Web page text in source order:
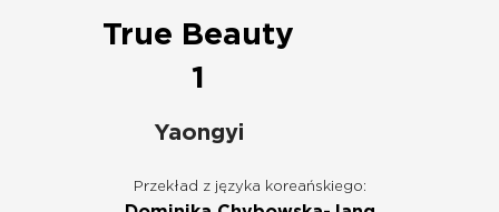
True Beauty
1
Yaongyi
Przekład z języka koreańskiego: